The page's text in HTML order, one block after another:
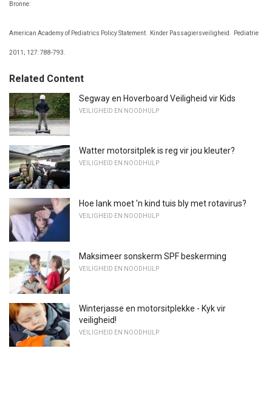
Bronne:
American Academy of Pediatrics Policy Statement. Kinder Passagiersveiligheid. Pediatrie
2011; 127: 788-793.
Related Content
Segway en Hoverboard Veiligheid vir Kids
VEILIGHEID EN NOODHULP
Watter motorsitplek is reg vir jou kleuter?
VEILIGHEID EN NOODHULP
Hoe lank moet 'n kind tuis bly met rotavirus?
VEILIGHEID EN NOODHULP
Maksimeer sonskerm SPF beskerming
VEILIGHEID EN NOODHULP
Winterjasse en motorsitplekke - Kyk vir
veiligheid!
VEILIGHEID EN NOODHULP